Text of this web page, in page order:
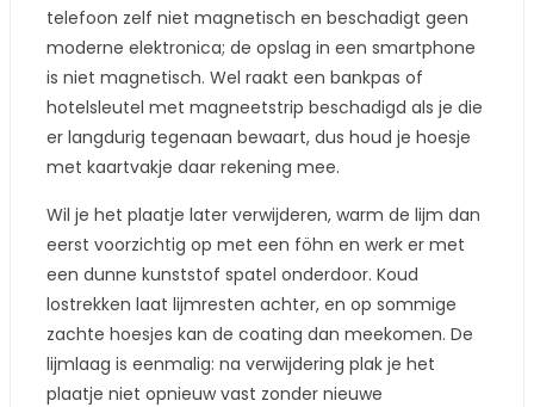
telefoon zelf niet magnetisch en beschadigt geen
moderne elektronica; de opslag in een smartphone
is niet magnetisch. Wel raakt een bankpas of
hotelsleutel met magneetstrip beschadigd als je die
er langdurig tegenaan bewaart, dus houd je hoesje
met kaartvakje daar rekening mee.
Wil je het plaatje later verwijderen, warm de lijm dan
eerst voorzichtig op met een föhn en werk er met
een dunne kunststof spatel onderdoor. Koud
lostrekken laat lijmresten achter, en op sommige
zachte hoesjes kan de coating dan meekomen. De
lijmlaag is eenmalig: na verwijdering plak je het
plaatje niet opnieuw vast zonder nieuwe